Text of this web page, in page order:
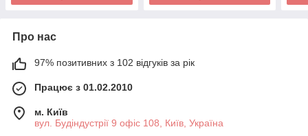
Про нас
97% позитивних з 102 відгуків за рік
Працює з 01.02.2010
м. Київ
вул. Будіндустрії 9 офіс 108, Київ, Україна